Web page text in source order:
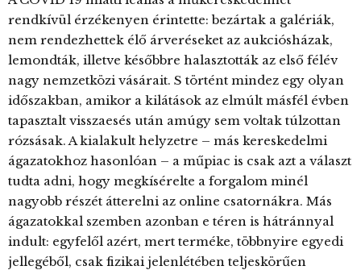
rendkívül érzékenyen érintette: bezártak a galériák,
nem rendezhettek élő árveréseket az aukciósházak,
lemondták, illetve későbbre halasztották az első félév
nagy nemzetközi vásárait. S történt mindez egy olyan
időszakban, amikor a kilátások az elmúlt másfél évben
tapasztalt visszaesés után amúgy sem voltak túlzottan
rózsásak. A kialakult helyzetre – más kereskedelmi
ágazatokhoz hasonlóan – a műpiac is csak azt a választ
tudta adni, hogy megkísérelte a forgalom minél
nagyobb részét átterelni az online csatornákra. Más
ágazatokkal szemben azonban e téren is hátránnyal
indult: egyfelől azért, mert terméke, többnyire egyedi
jellegéből, csak fizikai jelenlétében teljeskörűen